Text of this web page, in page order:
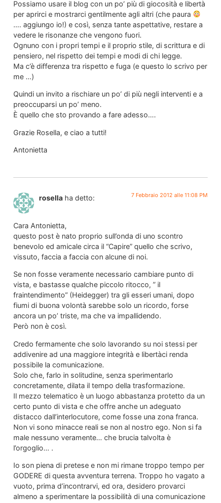
Possiamo usare il blog con un po’ più di giocosità e libertà
per aprirci e mostrarci gentilmente agli altri (che paura
…. aggiungo io!) e così, senza tante aspettative, restare a
vedere le risonanze che vengono fuori.
Ognuno con i propri tempi e il proprio stile, di scrittura e di
pensiero, nel rispetto dei tempi e modi di chi legge.
Ma c’è differenza tra rispetto e fuga (e questo lo scrivo per
me …)
Quindi un invito a rischiare un po’ di più negli interventi e a
preoccuparsi un po’ meno.
È quello che sto provando a fare adesso….
Grazie Rosella, e ciao a tutti!
Antonietta
rosella ha detto: 7 Febbraio 2012 alle 11:08 PM
Cara Antonietta,
questo post è nato proprio sull’onda di uno scontro
benevolo ed amicale circa il “Capire” quello che scrivo,
vissuto, faccia a faccia con alcune di noi.
Se non fosse veramente necessario cambiare punto di
vista, e bastasse qualche piccolo ritocco, ” il
fraintendimento” (Heidegger) tra gli esseri umani, dopo
fiumi di buona volontà sarebbe solo un ricordo, forse
ancora un po’ triste, ma che va impallidendo.
Però non è così.
Credo fermamente che solo lavorando su noi stessi per
addivenire ad una maggiore integrità e libertàci renda
possibile la comunicazione.
Solo che, farlo in solitudine, senza sperimentarlo
concretamente, dilata il tempo della trasformazione.
Il mezzo telematico è un luogo abbastanza protetto da un
certo punto di vista e che offre anche un adeguato
distacco dall’interlocutore, come fosse una zona franca.
Non vi sono minacce reali se non al nostro ego. Non si fa
male nessuno veramente… che brucia talvolta è
l’orgoglio… .
Io son piena di pretese e non mi rimane troppo tempo per
GODERE di questa avventura terrena. Troppo ho vagato a
vuoto, prima d’incontrarvi, ed ora, desidero provarci
almeno a sperimentare la possibilità di una comunicazione